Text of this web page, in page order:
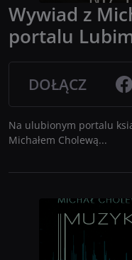
Wywiad z
portalu
DOŁĄCZ
Na ulubionym portalu
Michałem Cholewą...